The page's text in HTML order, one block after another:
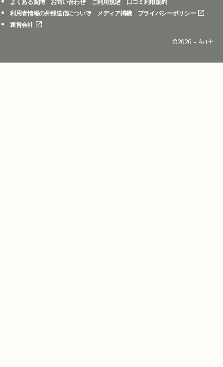
よくある質問 お問い合わせ ご利用規定
口コミ利用規約
利用者情報の外部送信について
メディア掲載
プライバシーポリシー
運営会社
©2026 - Art+